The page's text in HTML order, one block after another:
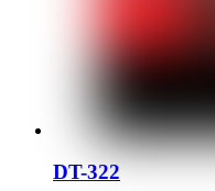
DT-322